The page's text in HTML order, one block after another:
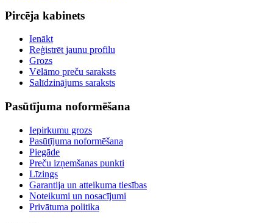
Pircēja kabinets
Ienākt
Reģistrēt jaunu profilu
Grozs
Vēlāmo preču saraksts
Salīdzinājums saraksts
Pasūtījuma noformēšana
Iepirkumu grozs
Pasūtījuma noformēšana
Piegāde
Preču izņemšanas punkti
Līzings
Garantija un atteikuma tiesības
Noteikumi un nosacījumi
Privātuma politika